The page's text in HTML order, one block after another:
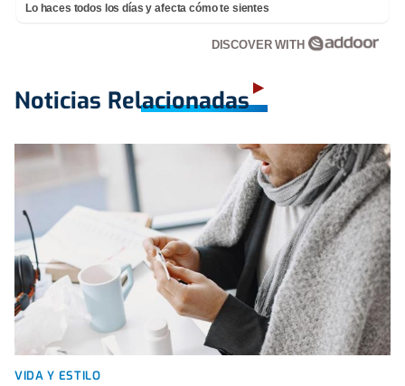
Lo haces todos los días y afecta cómo te sientes
DISCOVER WITH
Noticias Relacionadas
VIDA Y ESTILO